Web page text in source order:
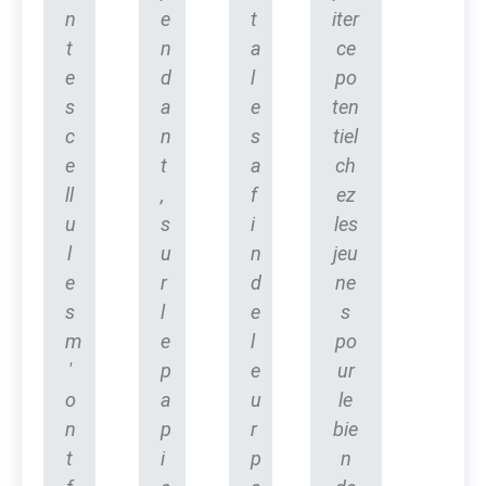
n
t
e
s
c
e
ll
u
l
e
s
m
'
o
n
t
e
n
d
a
n
t
,
s
u
r
l
e
p
a
p
i
t
a
l
e
s
a
f
i
n
d
e
l
e
u
r
p
iter
ce
po
ten
tiel
ch
ez
les
jeu
ne
s
po
ur
le
bie
n